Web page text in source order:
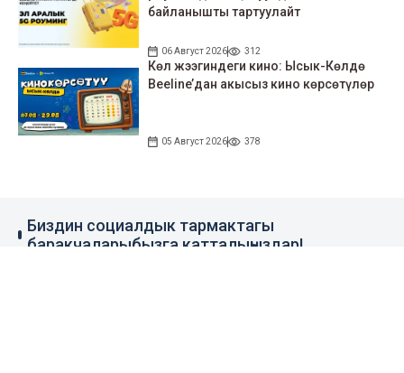
байланышты тартуулайт
06 Август 2026 312
Көл жээгиндеги кино: Ысык-Көлдө
Beeline’дан акысыз кино көрсөтүлөр
05 Август 2026 378
Биздин социалдык тармактагы
баракчаларыбызга катталыңыздар!